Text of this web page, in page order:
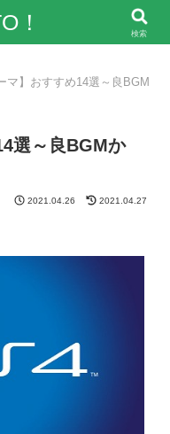
マ】おすすめ14選～良BGM
選～良BGMか
2021.04.26 2021.04.27
！ 検索